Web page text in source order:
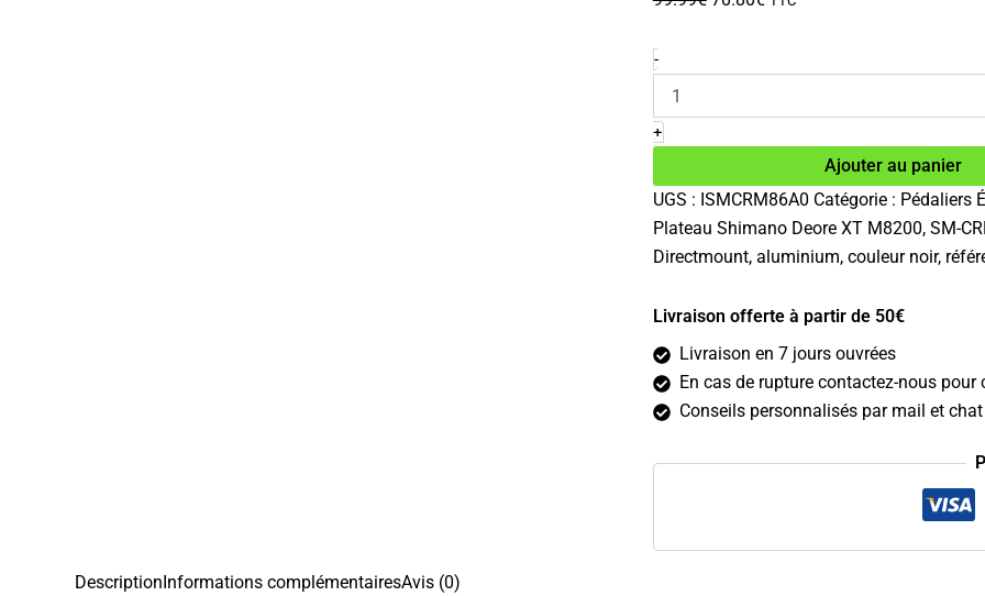
99.99€.70.80€.
-quantité
de
Plateau
Shimano
Deore
SM-
CRM86
12v
30
+
Ajouter au panier
UGS : ISMCRM86A0 Catégorie : Pédaliers
Plateau Shimano Deore XT M8200, SM-
Directmount, aluminium, couleur noir,
Livraison offerte à partir de 50€
Livraison en 7 jours ouvrées
En cas de rupture contactez-nous pour
Conseils personnalisés par mail et
DescriptionInformations complémentairesAvis (0)